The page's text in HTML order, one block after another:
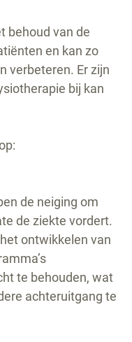
behoud van de
en kan zo
verbeteren. Er zijn
bij kan
de neiging om
de ziekte vordert.
ontwikkelen van
te behouden, wat
achteruitgang te